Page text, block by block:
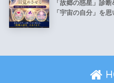
「故郷の惑星」診
「宇宙の自分」を